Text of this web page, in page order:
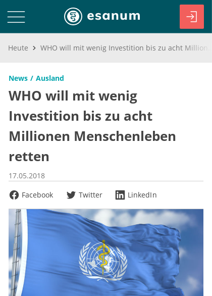
Heute
News Ausland
WHO will mit wenig
Investition bis zu acht
Millionen Menschenleben
retten
17.05.2018
Facebook
Twitter LinkedIn